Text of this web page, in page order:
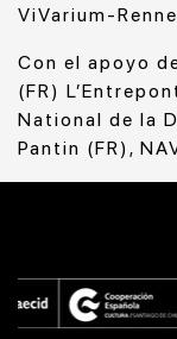
ViVarium-
Con el apoyo
(FR)
National de la
Pantin (FR),